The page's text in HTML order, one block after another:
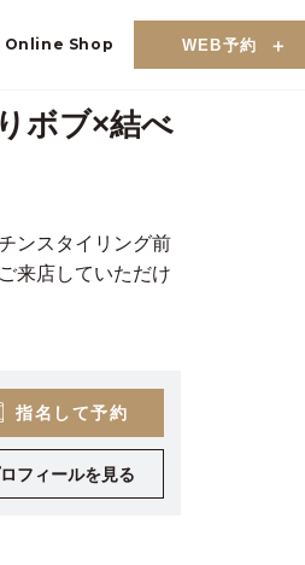
Online Shop WEB予約
ボブ×結べ
ンスタイリング前
来店していただけ
指名して予約
フィールを見る